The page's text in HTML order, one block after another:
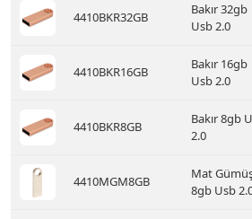
4410BKR32GB
Bakır 32gb
Usb 2.0
4410BKR16GB
Bakır 16gb
Usb 2.0
4410BKR8GB
Bakır 8gb
2.0
4410MGM8GB
Mat
8gb Usb